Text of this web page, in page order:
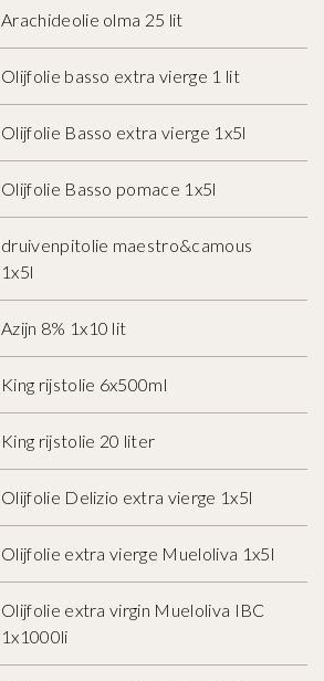
Arachideolie olma 25 lit
Olijfolie basso extra vierge 1 lit
Olijfolie Basso extra vierge 1x5l
Olijfolie Basso pomace 1x5l
druivenpitolie maestro&camous
1x5l
Azijn 8% 1x10 lit
King rijstolie 6x500ml
King rijstolie 20 liter
Olijfolie Delizio extra vierge 1x5l
Olijfolie extra vierge Mueloliva 1x5l
Olijfolie extra virgin Mueloliva IBC
1x1000li